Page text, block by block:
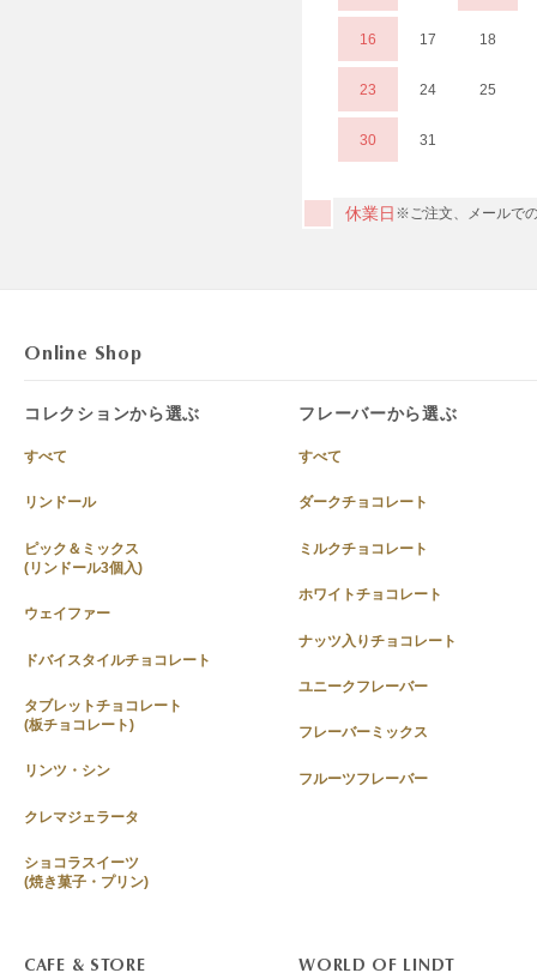
16 17 18
23 24 25
30 31
休業日 ※ご注文、メールで
Online Shop
コレクションから選ぶ
すべて
リンドール
ピック＆ミックス
(リンドール3個入)
ウェイファー
ドバイスタイルチョコレート
タブレットチョコレート
(板チョコレート)
リンツ・シン
クレマジェラータ
ショコラスイーツ
(焼き菓子・プリン)
フレーバーから選ぶ
すべて
ダークチョコレート
ミルクチョコレート
ホワイトチョコレート
ナッツ入りチョコレート
ユニークフレーバー
フレーバーミックス
フルーツフレーバー
CAFE & STORE WORLD OF LINDT